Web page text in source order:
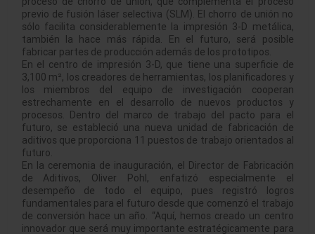
previo de fusión láser selectiva (SLM). El chorro de unión no
sólo facilita considerablemente la impresión 3-D metálica,
también la hace más rápida. En el futuro, será posible
fabricar partes de producción además de los prototipos.
En el centro de impresión 3-D, que tiene una superficie de
3,100 m², los creadores de herramientas, los planificadores y
los miembros del equipo de investigación cooperan
estrechamente en el desarrollo de nuevos productos y
procesos. Dentro del marco de trabajo del pacto para el
futuro, se estableció una nueva unidad de fabricación de
aditivos que proporciona 11 puestos de trabajo orientados al
futuro.
En la ceremonia de inauguración, el Director de Fabricación
de Aditivos, Oliver Pohl, enfatizó especialmente el
desempeño de todo el equipo, pues registró logros
fundamentales para el futuro desde que comenzó el trabajo
de conversión hace un año. “Aquí, hemos creado un centro
innovador que será muy importante estratégicamente para